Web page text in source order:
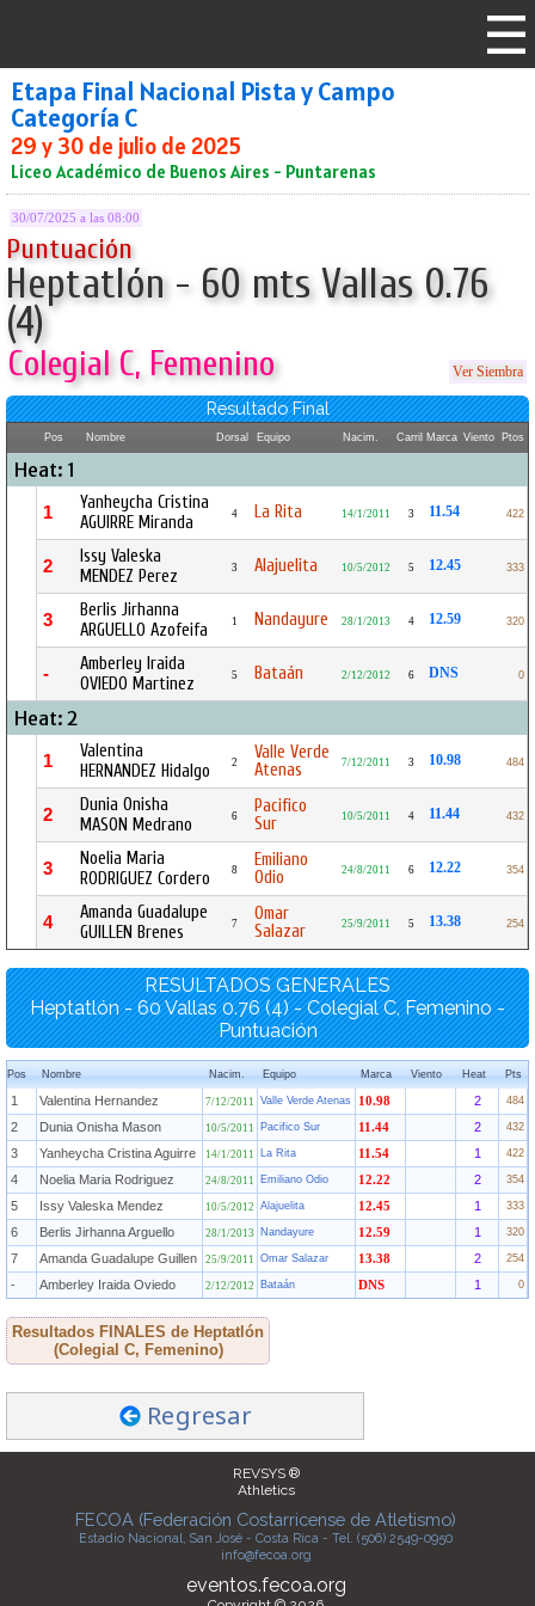
Etapa Final Nacional Pista y Campo
Categoría C
29 y 30 de julio de 2025
Liceo Académico de Buenos Aires - Puntarenas
30/07/2025 a las 08:00
Puntuación
Heptatlón - 60 mts Vallas 0.76
(4)
Colegial C, Femenino Ver Siembra
Resultado Final
Pos Nombre Dorsal Equipo Nacim. Carril Marca Viento Ptos
Heat: 1
1
Yanheycha Cristina
AGUIRRE Miranda
4 La Rita 14/1/2011 3 11.54 422
2
Issy Valeska
MENDEZ Perez
3 Alajuelita 10/5/2012 5 12.45 333
3
Berlis Jirhanna
ARGUELLO Azofeifa
1 Nandayure 28/1/2013 4 12.59 320
-
Amberley Iraida
OVIEDO Martinez
5 Bataán 2/12/2012 6 DNS 0
Heat: 2
1
Valentina
HERNANDEZ Hidalgo
2
Valle Verde
Atenas
7/12/2011 3 10.98 484
2
Dunia Onisha
MASON Medrano
6
Pacifico
Sur
10/5/2011 4 11.44 432
3
Noelia Maria
RODRIGUEZ Cordero
8
Emiliano
Odio
24/8/2011 6 12.22 354
4
Amanda Guadalupe
GUILLEN Brenes
7
Omar
Salazar
25/9/2011 5 13.38 254
RESULTADOS GENERALES
Heptatlón - 60 Vallas 0.76 (4) - Colegial C, Femenino -
Puntuación
Pos Nombre Nacim. Equipo Marca Viento Heat Pts
1 Valentina Hernandez 7/12/2011 Valle Verde Atenas 10.98 2 484
2 Dunia Onisha Mason 10/5/2011 Pacifico Sur 11.44 2 432
3 Yanheycha Cristina Aguirre 14/1/2011 La Rita 11.54 1 422
4 Noelia Maria Rodriguez 24/8/2011 Emiliano Odio 12.22 2 354
5 Issy Valeska Mendez 10/5/2012 Alajuelita 12.45 1 333
6 Berlis Jirhanna Arguello 28/1/2013 Nandayure 12.59 1 320
7 Amanda Guadalupe Guillen 25/9/2011 Omar Salazar 13.38 2 254
- Amberley Iraida Oviedo 2/12/2012 Bataán DNS 1 0
Resultados FINALES de Heptatlón
(Colegial C, Femenino)
Regresar
REVSYS ®
Athletics
FECOA (Federación Costarricense de Atletismo)
Estadio Nacional, San José - Costa Rica - Tel. (506) 2549-0950
info@fecoa.org
eventos.fecoa.org